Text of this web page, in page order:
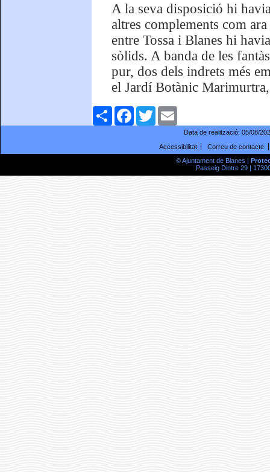
A la seva disposició hi
altres complements com
entre Tossa i Blanes hi
sòlids. A banda de les
pur, dos dels indrets més
el Jardí Botànic
ComparteixFacebookTwitter
Data de realització: 05/08/
Accessibilitat
Correu de contacte
© Ajuntament de Blanes |
Passeig Dintre 29 |